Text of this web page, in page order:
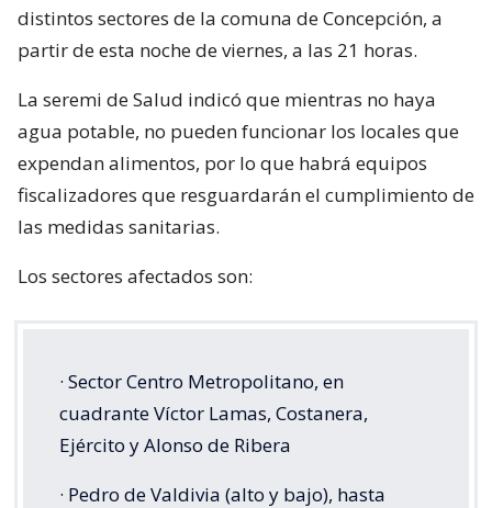
distintos sectores de la comuna de Concepción, a
partir de esta noche de viernes, a las 21 horas.
La seremi de Salud indicó que mientras no haya
agua potable, no pueden funcionar los locales que
expendan alimentos, por lo que habrá equipos
fiscalizadores que resguardarán el cumplimiento de
las medidas sanitarias.
Los sectores afectados son:
· Sector Centro Metropolitano, en
cuadrante Víctor Lamas, Costanera,
Ejército y Alonso de Ribera
· Pedro de Valdivia (alto y bajo), hasta